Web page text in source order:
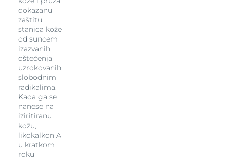
dokazanu
zaštitu
stanica kože
od suncem
izazvanih
oštećenja
uzrokovanih
slobodnim
radikalima.
Kada ga se
nanese na
iziritiranu
kožu,
likokalkon A
u kratkom
roku